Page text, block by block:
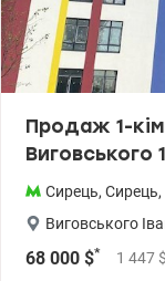
Продаж 1-
Сирець, Сирець,
Виговського
68 000 $* 1 447 $